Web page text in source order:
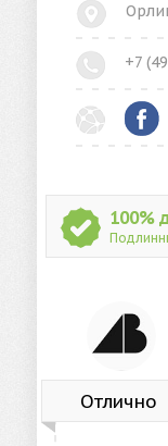
+7
100%
Отлично